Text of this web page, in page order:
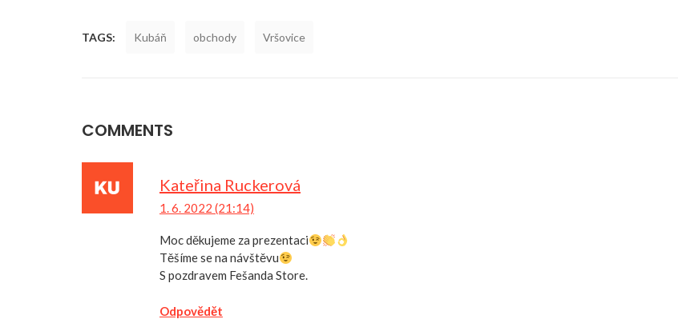
TAGS: Kubáň obchody Vršovice
COMMENTS
Kateřina Ruckerová
1. 6. 2022 (21:14)
Moc děkujeme za prezentaci
Těšíme se na návštěvu
S pozdravem Fešanda Store.
Odpovědět